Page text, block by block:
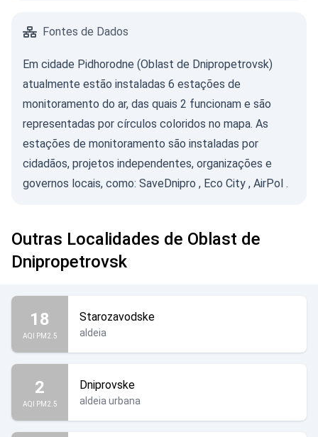
Fontes de Dados
Em cidade Pidhorodne (Oblast de Dnipropetrovsk)
atualmente estão instaladas 6 estações de
monitoramento do ar, das quais 2 funcionam e são
representadas por círculos coloridos no mapa. As
estações de monitoramento são instaladas por
cidadãos, projetos independentes, organizações e
governos locais, como: SaveDnipro , Eco City , AirPol .
Outras Localidades de Oblast de
Dnipropetrovsk
18
AQI PM2.5
Starozavodske
aldeia
2
AQI PM2.5
Dniprovske
aldeia urbana